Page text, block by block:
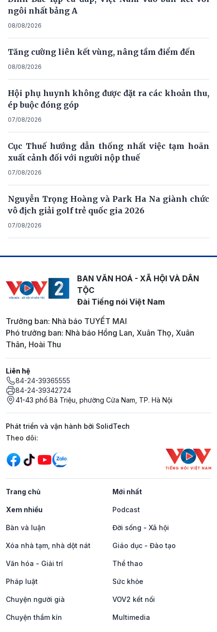
ngôi nhất bảng A
08/08/2026
Tăng cường liên kết vùng, nâng tầm điểm đến
08/08/2026
Hội phụ huynh không được đặt ra các khoản thu,
ép buộc đóng góp
07/08/2026
Cục Thuế hướng dẫn thống nhất việc tạm hoãn
xuất cảnh đối với người nộp thuế
07/08/2026
Nguyễn Trọng Hoàng và Park Ha Na giành chức
vô địch giải golf trẻ quốc gia 2026
07/08/2026
BAN VĂN HOÁ - XÃ HỘI VÀ DÂN
TỘC
Đài Tiếng nói Việt Nam
Trưởng ban: Nhà báo TUYẾT MAI
Phó trưởng ban: Nhà báo Hồng Lan, Xuân Thọ, Xuân
Thân, Hoài Thu
Liên hệ
84-24-39365555
84-24-39342724
41-43 phố Bà Triệu, phường Cửa Nam, TP. Hà Nội
Phát triển và vận hành bởi SolidTech
Mạng xã hội
Theo dõi:
Trang chủ Mới nhất
Xem nhiều Podcast
Bàn và luận Đời sống - Xã hội
Xóa nhà tạm, nhà dột nát Giáo dục - Đào tạo
Văn hóa - Giải trí Thể thao
Pháp luật Sức khỏe
Chuyện người già VOV2 kết nối
Chuyện thầm kín Multimedia